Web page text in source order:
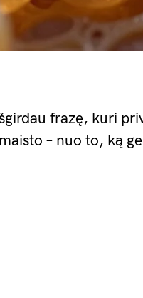
frazę, kuri
– nuo to, ką